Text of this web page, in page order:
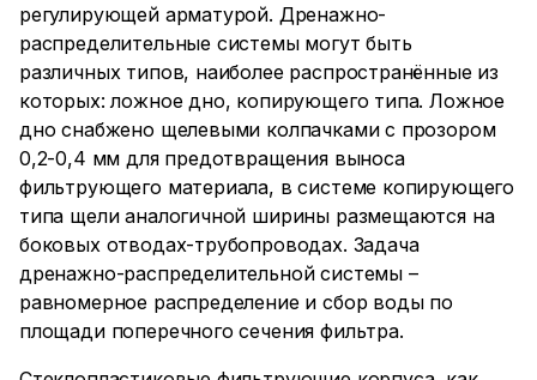
регулирующей арматурой. Дренажно-
распределительные системы могут быть
различных типов, наиболее распространённые из
которых: ложное дно, копирующего типа. Ложное
дно снабжено щелевыми колпачками с прозором
0,2-0,4 мм для предотвращения выноса
фильтрующего материала, в системе копирующего
типа щели аналогичной ширины размещаются на
боковых отводах-трубопроводах. Задача
дренажно-распределительной системы –
равномерное распределение и сбор воды по
площади поперечного сечения фильтра.